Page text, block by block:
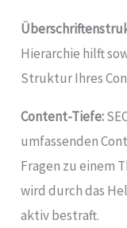
Hierarchie hilft
Struktur Ihres
Content-Tiefe:
umfassenden
Fragen zu einem
wird durch das
aktiv bestraft.